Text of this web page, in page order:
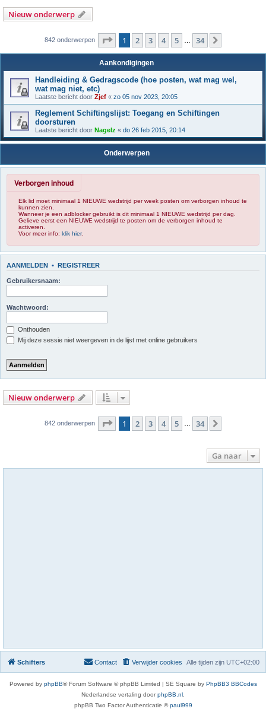
Nieuw onderwerp
842 onderwerpen Pagina van 34
1 2 3 4 5 34
Aankondigingen
Handleiding & Gedragscode (hoe posten, wat mag wel,
wat mag niet, etc)
Laatste bericht door Zjef « zo 05 nov 2023, 20:05
Reglement Schiftingslijst: Toegang en Schiftingen
doorsturen
Laatste bericht door Nagelz « do 26 feb 2015, 20:14
Onderwerpen
Verborgen inhoud
Elk lid moet minimaal 1 NIEUWE wedstrijd per week posten om verborgen inhoud te
kunnen zien.
Wanneer je een adblocker gebruikt is dit minimaal 1 NIEUWE wedstrijd per dag.
Gelieve eerst een NIEUWE wedstrijd te posten om de verborgen inhoud te
activeren.
Voor meer info: klik hier.
AANMELDEN • REGISTREER
Gebruikersnaam:
Wachtwoord:
Onthouden
Mij deze sessie niet weergeven in de lijst met online gebruikers
Nieuw onderwerp
842 onderwerpen Pagina van 34
1 2 3 4 5 34
Ga naar
Schifters Alle tijden zijn UTC+02:00
Verwijder cookies
Contact
Powered by phpBB® Forum Software © phpBB Limited | SE Square by PhpBB3 BBCodes
Nederlandse vertaling doorphpBB.nl.
phpBB Two Factor Authenticatie ©paul999